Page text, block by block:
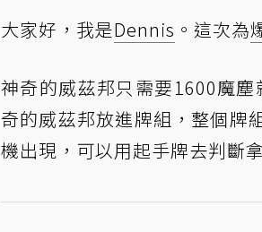
大家好，我是Dennis 。這次為
神奇的威茲邦只需要1600魔
奇的威茲邦放進牌組，整個牌
機出現，可以用起手牌去判斷